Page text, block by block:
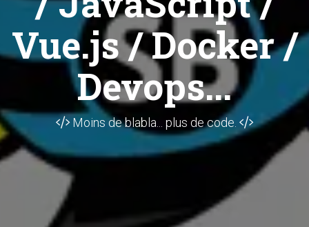
Vue.js / Docker /
Devops...
Moins de blabla... plus de code.